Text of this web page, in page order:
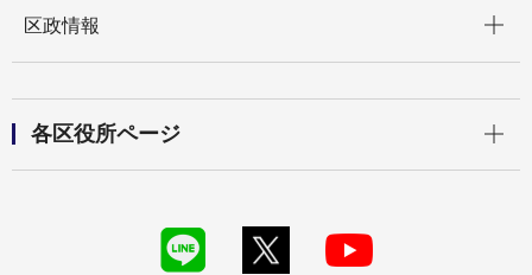
区政情報
各区役所ページ